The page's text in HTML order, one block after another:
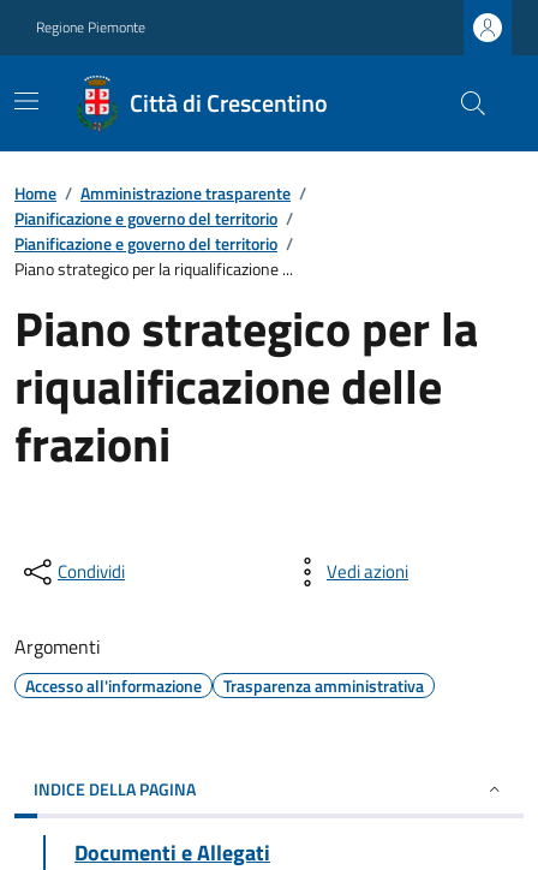
Regione Piemonte
Città di Crescentino
Home / Amministrazione trasparente /
Pianificazione e governo del territorio /
Pianificazione e governo del territorio /
Piano strategico per la riqualificazione ...
Piano strategico per la
riqualificazione delle
frazioni
Condividi Vedi azioni
Argomenti
Accesso all'informazione Trasparenza amministrativa
INDICE DELLA PAGINA
Documenti e Allegati